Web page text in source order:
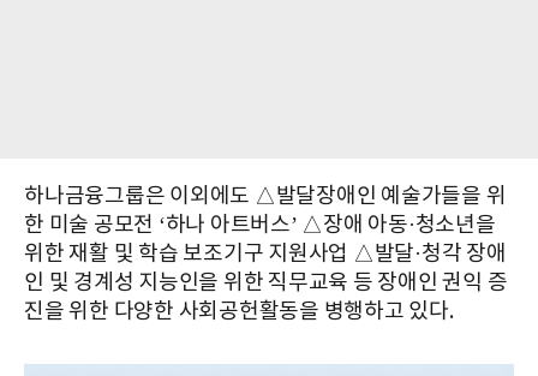
하나금융그룹은 이외에도 △발달장애인 예술가들을 위
한 미술 공모전 ‘하나 아트버스’ △장애 아동·청소년을
위한 재활 및 학습 보조기구 지원사업 △발달·청각 장애
인 및 경계성 지능인을 위한 직무교육 등 장애인 권익 증
진을 위한 다양한 사회공헌활동을 병행하고 있다.